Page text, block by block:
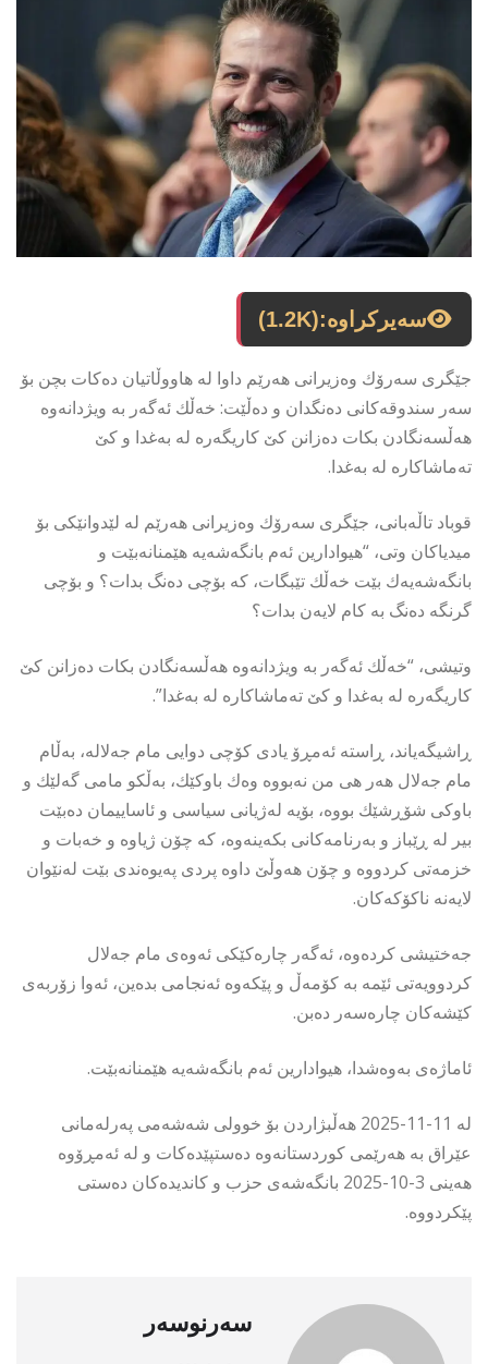
سەیرکراوە:(1.2K)
جێگری سەرۆك وەزیرانی هەرێم داوا لە هاووڵاتیان دەكات بچن بۆ
سەر سندوقەكانی دەنگدان و دەڵێت: خەڵك ئەگەر بە ویژدانەوە
هەڵسەنگادن بكات دەزانن كێ كاریگەرە لە بەغدا و كێ
تەماشاكارە لە بەغدا.
قوباد تاڵەبانی، جێگری سەرۆك وەزیرانی هەرێم لە لێدوانێكی بۆ
میدیاكان وتی، “هیوادارین ئەم بانگەشەیە هێمنانەبێت و
بانگەشەیەك بێت خەڵك تێبگات، كە بۆچی دەنگ بدات؟ و بۆچی
گرنگە دەنگ بە كام لایەن بدات؟
وتیشی، “خەڵك ئەگەر بە ویژدانەوە هەڵسەنگادن بكات دەزانن كێ
كاریگەرە لە بەغدا و كێ تەماشاكارە لە بەغدا”.
ڕاشیگەیاند، ڕاستە ئەمڕۆ یادی كۆچی دوایی مام جەلالە، بەڵام
مام جەلال هەر هی من نەبووە وەك باوكێك، بەڵكو مامی گەلێك و
باوكی شۆڕشێك بووە، بۆیە لەژیانی سیاسی و ئاساییمان دەبێت
بیر لە ڕێباز و بەرنامەكانی بكەینەوە، كە چۆن ژیاوە و خەبات و
خزمەتی كردووە و چۆن هەوڵێ داوە پردی پەیوەندی بێت لەنێوان
لایەنە ناكۆكەكان.
جەختیشی كردەوە، ئەگەر چارەكێكی ئەوەی مام جەلال
كردوویەتی ئێمە بە كۆمەڵ و پێكەوە ئەنجامی بدەین، ئەوا زۆربەی
كێشەكان چارەسەر دەبن.
ئاماژەی بەوەشدا، هیوادارین ئەم بانگەشەیە هێمنانەبێت.
لە 11-11-2025 هەڵبژاردن بۆ خوولی شەشەمی پەرلەمانی
عێراق بە هەرێمی كوردستانەوە دەستپێدەكات و لە ئەمڕۆوە
هەینی 3-10-2025 بانگەشەی حزب و كاندیدەكان دەستی
پێكردووە.
سەرنوسەر